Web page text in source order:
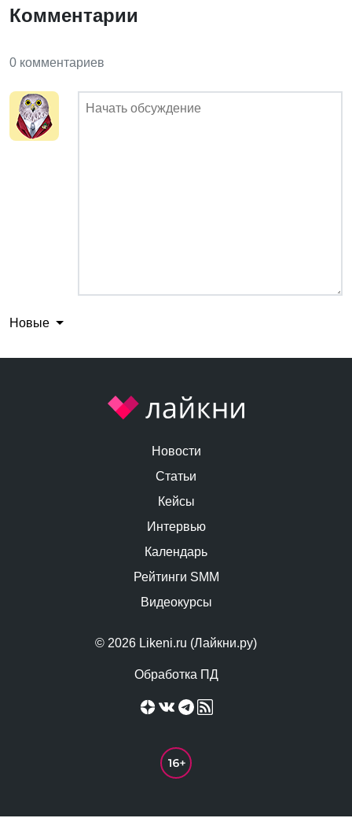
Комментарии
0 комментариев
Новые
© 2026 Likeni.ru (Лайкни.ру)
Обработка ПД
Новости
Статьи
Кейсы
Интервью
Календарь
Рейтинги SMM
Видеокурсы